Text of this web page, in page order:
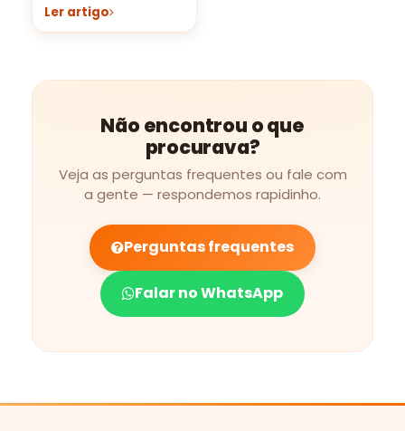
Ler artigo
Não encontrou o que
procurava?
Veja as perguntas frequentes ou fale com
a gente — respondemos rapidinho.
Perguntas frequentes
Falar no WhatsApp